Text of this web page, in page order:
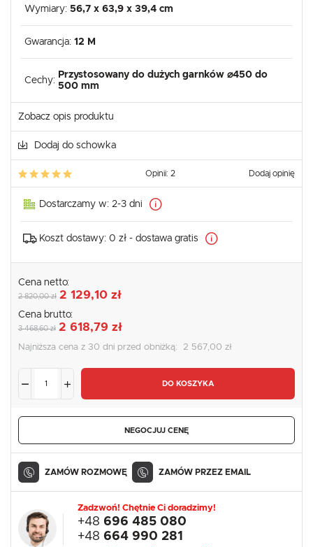
Wymiary: 56,7 x 63,9 x 39,4 cm
Gwarancja: 12 M
Cechy:
Przystosowany do dużych garnków ⌀450 do
500 mm
Zobacz opis produktu
Dodaj do schowka
Opinii: 2 Dodaj opinię
Dostarczamy w: 2-3 dni
Koszt dostawy: 0 zł - dostawa gratis
Cena netto:
2 820,00 zł 2 129,10 zł
Cena brutto:
3 468,60 zł 2 618,79 zł
Najniższa cena z 30 dni przed obniżką: 2 567,00 zł
DO KOSZYKA
NEGOCJUJ CENĘ
ZAMÓW ROZMOWĘ ZAMÓW PRZEZ EMAIL
Zadzwoń! Chętnie Ci doradzimy!
+48 696 485 080
+48 664 990 281